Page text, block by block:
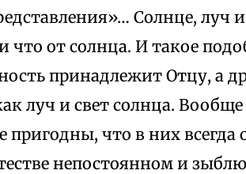
Солнце, луч
что от солнца. И такое
принадлежит Отцу, а
луч и свет солнца.
что в них всегда
непостоянном и